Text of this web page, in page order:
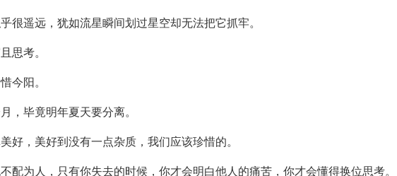
很遥远，犹如流星瞬间划过星空却无法把它抓牢。
思考。
今阳。
，毕竟明年夏天要分离。
好，美好到没有一点杂质，我们应该珍惜的。
配为人，只有你失去的时候，你才会明白他人的痛苦，你才会懂得换位思考。